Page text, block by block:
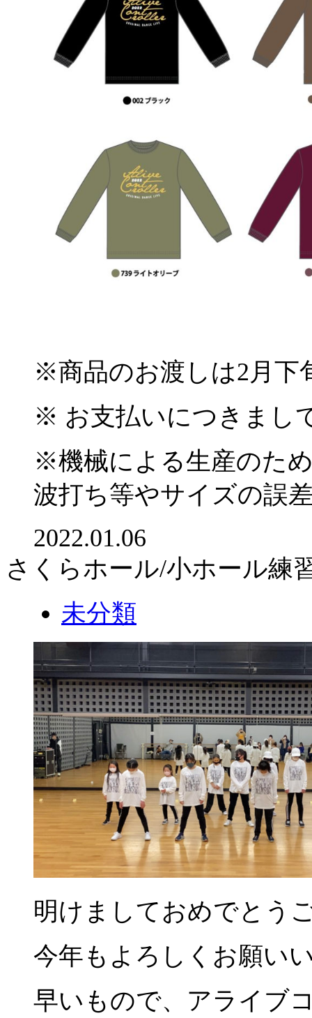
※商品のお渡しは2 月下
※ お支払いにつきまし
※機械による生産のた
波打ち等やサイズの誤
2022.01.06
さくらホール/小ホール練
未分類
明けましておめでとう
今年もよろしくお願い
早いもので、アライブ